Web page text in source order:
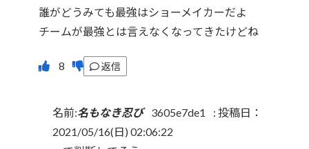
誰がどうみても最強はショーメイカーだよ
チームが最強とは言えなくなってきたけどね
返信
名前:名もなき忍び 3605e7de1 : 投稿日：
2021/05/16(日) 02:06:22